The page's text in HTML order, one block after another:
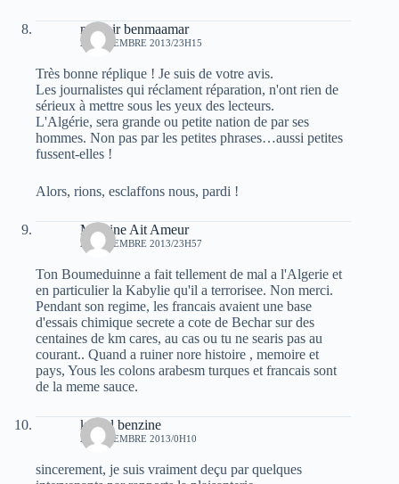
mounir benmaamar
21 DÉCEMBRE 2013/23H15
Très bonne réplique ! Je suis de votre avis.
Les journalistes qui réclament réparation, n'ont rien de
sérieux à mettre sous les yeux des lecteurs.
L'Algérie, sera grande ou petite nation de par ses
hommes. Non pas par les petites phrases…aussi petites
fussent-elles !
Alors, rions, esclaffons nous, pardi !
Massine Ait Ameur
21 DÉCEMBRE 2013/23H57
Ton Boumeduinne a fait tellement de mal a l'Algerie et
en particulier la Kabylie qu'il a terrorisee. Non merci.
Pendant son regime, les francais avaient une base
d'essais chimique secrete a cote de Bechar sur des
centaines de km cares, au cas ou tu ne searis pas au
courant.. Quand a ruiner nore histoire , memoire et
pays, Yous les colons arabesm turques et francais sont
de la meme sauce.
kamel benzine
22 DÉCEMBRE 2013/0H10
sincerement, je suis vraiment deçu par quelques